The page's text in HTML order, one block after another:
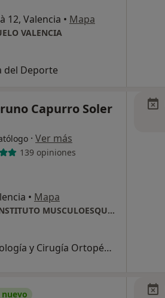
12, Valencia • Mapa
VALENCIA
del Deporte
Capurro Soler
· Ver más
139 opiniones
• Mapa
Hospital Ribera IMSKE - INSTITUTO MUSCULOESQUELÉTICO EUROPEO
Primera visita Traumatología y Cirugía Ortopédica